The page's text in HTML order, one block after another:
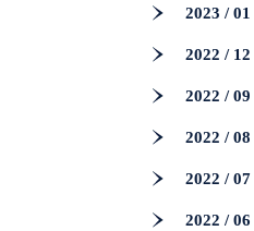
2023 / 01
2022 / 12
2022 / 09
2022 / 08
2022 / 07
2022 / 06